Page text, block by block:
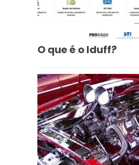
O que é o Iduff?